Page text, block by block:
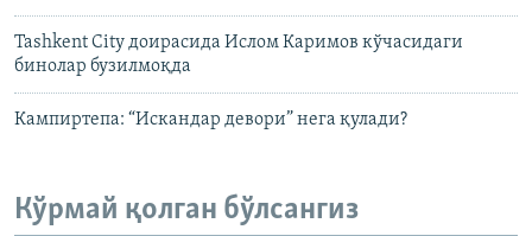
Tashkent City доирасида Ислом Каримов кўчасидаги
бинолар бузилмоқда
Кампиртепа: “Искандар девори” нега қулади?
Кўрмай қолган бўлсангиз